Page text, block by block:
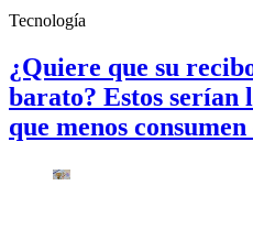
Tecnología
¿Quiere que su
barato? Estos serían
que menos